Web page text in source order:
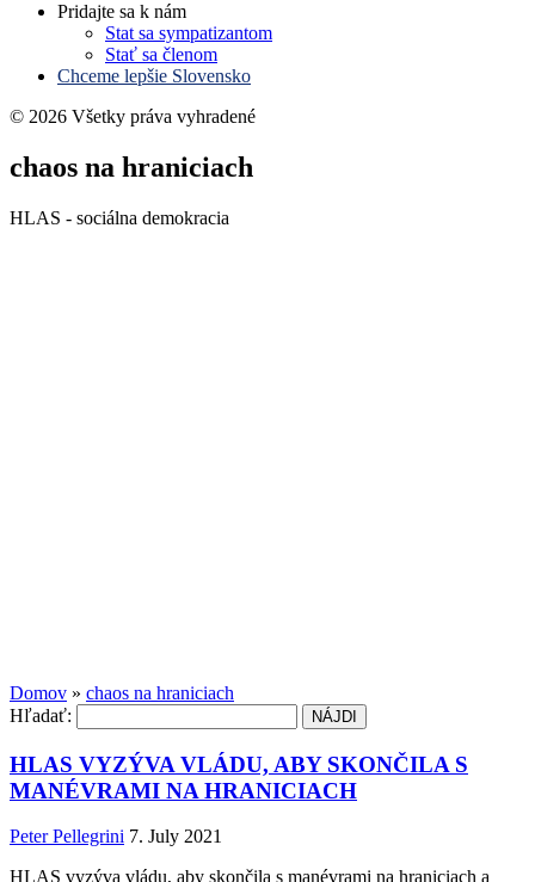
Pridajte sa k nám
Stat sa sympatizantom
Stať sa členom
Chceme lepšie Slovensko
© 2026 Všetky práva vyhradené
chaos na hraniciach
HLAS - sociálna demokracia
Domov » chaos na hraniciach
Hľadať:
HLAS VYZÝVA VLÁDU, ABY SKONČILA S
MANÉVRAMI NA HRANICIACH
Peter Pellegrini 7. July 2021
HLAS vyzýva vládu, aby skončila s manévrami na hraniciach a